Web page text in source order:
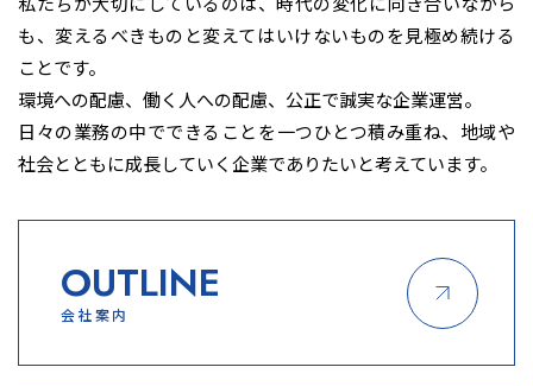
も、変えるべきものと変えてはいけないものを見極め続ける
ことです。
環境への配慮、働く人への配慮、公正で誠実な企業運営。
日々の業務の中でできることを一つひとつ積み重ね、地域や
社会とともに成長していく企業でありたいと考えています。
OUTLINE
会社案内